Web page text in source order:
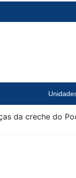
da creche do